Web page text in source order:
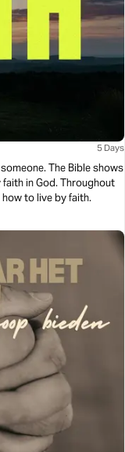
5 Days
The Bible shows
in God. Throughout
how to live by faith.